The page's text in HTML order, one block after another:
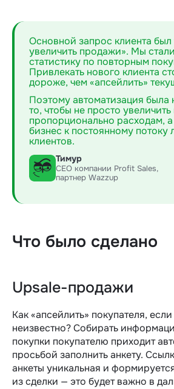
Основной запрос клиента
увеличить продажи». Мы
статистику по повторным
Привлекать нового клиента
дороже, чем «апсейлить»
Поэтому автоматизация была
то, чтобы не просто
пропорционально расходам,
бизнес к постоянному потоку
клиентов.
Тимур
CEO компании Profit Sales,
партнер Wazzup
Что было сделано
Upsale-продажи
Как «апсейлить» покупателя,
неизвестно? Собирать
покупки покупателю приходит
просьбой заполнить анкету.
анкеты уникальная и
из сделки — это будет важно в